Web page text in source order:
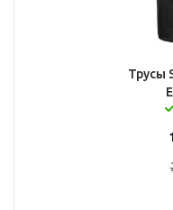
Трусы